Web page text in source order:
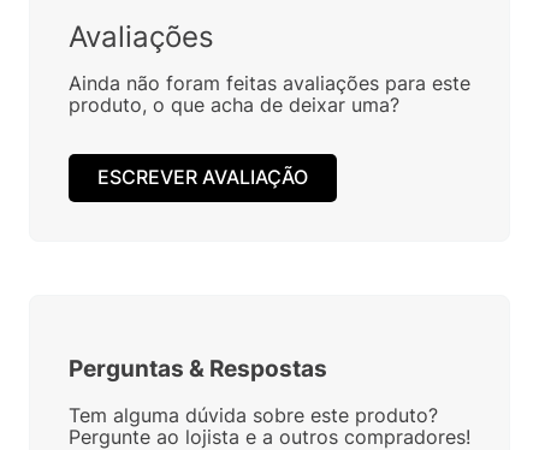
Avaliações
Ainda não foram feitas avaliações para este
produto, o que acha de deixar uma?
ESCREVER AVALIAÇÃO
Perguntas & Respostas
Tem alguma dúvida sobre este produto?
Pergunte ao lojista e a outros compradores!